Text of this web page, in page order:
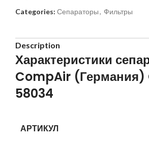
Categories: Сепараторы, Фильтры
Description
Характеристики
CompAir
58034
АРТИКУЛ